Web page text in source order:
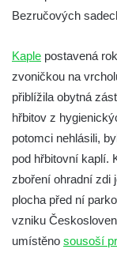
Dělnická v
náměstí J. V.
Kaple na
Márnice na
Kostel
Poutní areál
Kostel
Římov
Křížová cesta
hrob
Bezručových
Kaple postavená
zvoničkou na
přiblížila obytná
hřbitov z
potomci nehlásili,
pod hřbitovní kaplí.
zboření ohradní zdi
plocha před ní
vzniku
umístěno sousoší